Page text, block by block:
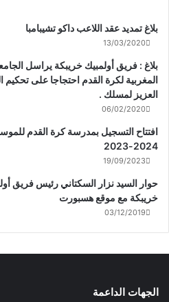
بلاغ تمديد عقد اللاعب داكو تشيبامبا
13/03/2020
بلاغ : فريق أولمبيك خريبكة يراسل
المغربية لكرة القدم احتجاجا على تحكيم
العزيز لمسلك .
06/02/2020
افتتاح التسجيل بمدرسة كرة القدم
2024-2023
19/09/2023
حوار السيد نزار السكتاني رئيس فريق
خريبكة مع موقع هسبورت
03/12/2019
الجهات الداعمة